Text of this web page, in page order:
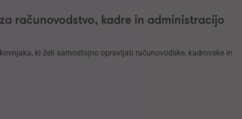
računovodstvo, kadre in administracijo
ki želi samostojno opravljati računovodske, kadrovske in